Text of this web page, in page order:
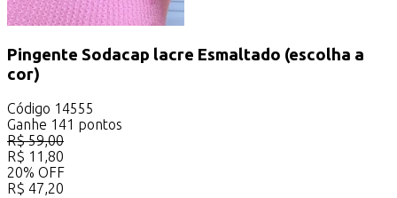
Pingente Sodacap lacre Esmaltado (escolha a
cor)
Código 14555
Ganhe 141 pontos
R$59,00
R$ 11,80
20% OFF
R$ 47,20